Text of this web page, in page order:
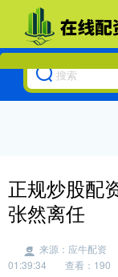
正规炒股配
张然离任
来源：应牛配资
01:39:34
查看：190